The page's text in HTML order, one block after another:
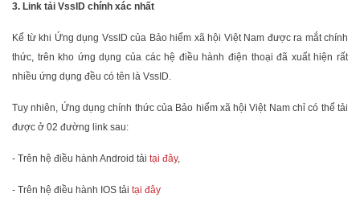
3. Link tải VssID chính xác nhất
Kể từ khi Ứng dụng VssID của Bảo hiểm xã hội Việt Nam được ra mắt chính
thức, trên kho ứng dụng của các hệ điều hành điện thoại đã xuất hiện rất
nhiều ứng dụng đều có tên là VssID.
Tuy nhiên, Ứng dụng chính thức của Bảo hiểm xã hội Việt Nam chỉ có thể tải
được ở 02 đường link sau:
- Trên hệ điều hành Android tải tại đây,
- Trên hệ điều hành IOS tải tại đây